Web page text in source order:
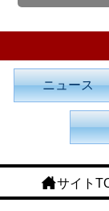
ニュース
サイト